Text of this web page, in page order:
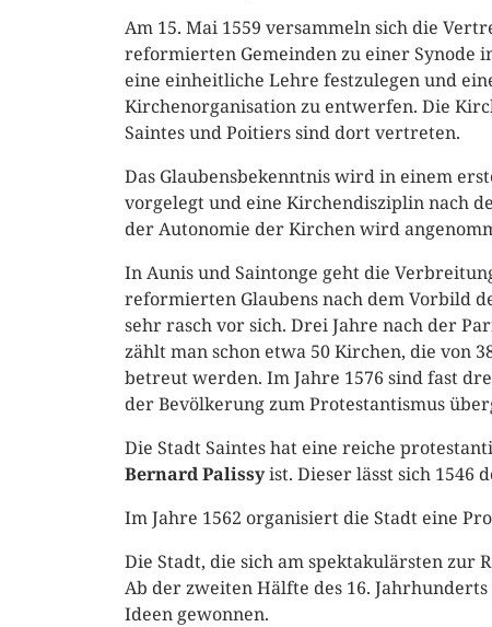
Am 15. Mai 1559 versammeln sich die
reformierten Gemeinden zu einer Synode
eine einheitliche Lehre festzulegen und
Kirchenorganisation zu entwerfen. Die
Saintes und Poitiers sind dort vertreten.
Das Glaubensbekenntnis wird in einem
vorgelegt und eine Kirchendisziplin nach
der Autonomie der Kirchen wird
In Aunis und Saintonge geht die
reformierten Glaubens nach dem Vorbild
sehr rasch vor sich. Drei Jahre nach der
zählt man schon etwa 50 Kirchen, die von
betreut werden. Im Jahre 1576 sind fast
der Bevölkerung zum Protestantismus
Die Stadt Saintes hat eine reiche
Bernard Palissyist. Dieser lässt sich 1546
Im Jahre 1562 organisiert die Stadt eine
Die Stadt, die sich am spektakulärsten zur
Ab der zweiten Hälfte des 16.
Ideen gewonnen.